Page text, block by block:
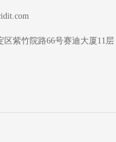
区紫竹院路66号赛迪大厦11层